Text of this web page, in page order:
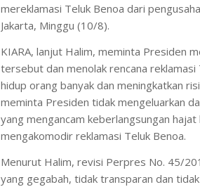
mereklamasi Teluk Benoa dari
Jakarta, Minggu (10/8).
KIARA, lanjut Halim, meminta Presiden
tersebut dan menolak rencana
hidup orang banyak dan meningkatkan
meminta Presiden tidak mengeluarkan
yang mengancam keberlangsungan
mengakomodir reklamasi Teluk Benoa.
Menurut Halim, revisi Perpres No. 45/
yang gegabah, tidak transparan dan